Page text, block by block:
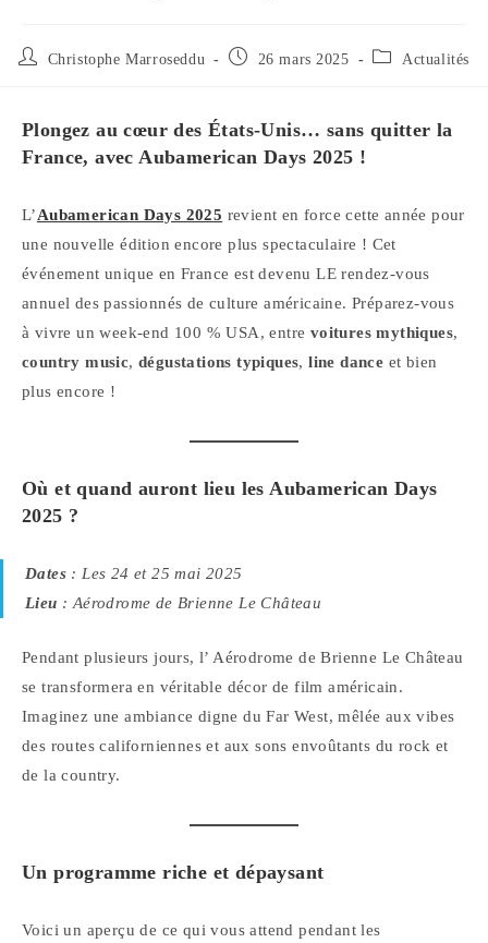
Auteur/autrice
Christophe Marroseddu
Publication
26 mars 2025
Post Actualités
Plongez au cœur des États-Unis… sans quitter la
France, avec Aubamerican Days 2025 !
L’Aubamerican Days 2025 revient en force cette année pour
une nouvelle édition encore plus spectaculaire ! Cet
événement unique en France est devenu LE rendez-vous
annuel des passionnés de culture américaine. Préparez-vous
à vivre un week-end 100 % USA, entre voitures mythiques,
country music,dégustations typiques,line dance et bien
plus encore !
Où et quand auront lieu les Aubamerican Days
2025 ?
Dates : Les 24 et 25 mai 2025
Lieu : Aérodrome de Brienne Le Château
Pendant plusieurs jours, l’ Aérodrome de Brienne Le Château
se transformera en véritable décor de film américain.
Imaginez une ambiance digne du Far West, mêlée aux vibes
des routes californiennes et aux sons envoûtants du rock et
de la country.
Un programme riche et dépaysant
Voici un aperçu de ce qui vous attend pendant les